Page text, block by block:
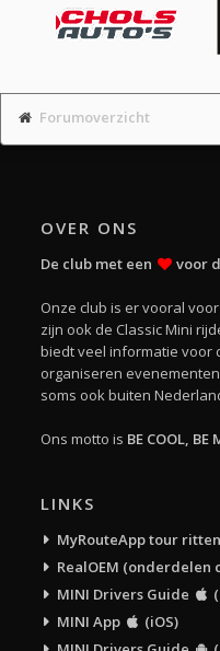
Forumoverzicht
OVER ONS
De club met een voor
Onze club is er vooral
zijn ook de Classic Mini
biedt veel informatie voor
organiseren
soms ook buiten
Ons motto is BE COOL, BE
LINKS
MyRouteApp tour ritten
RealOEM (onderdelen
MINI Drivers Guide
MINI App
(iOS)